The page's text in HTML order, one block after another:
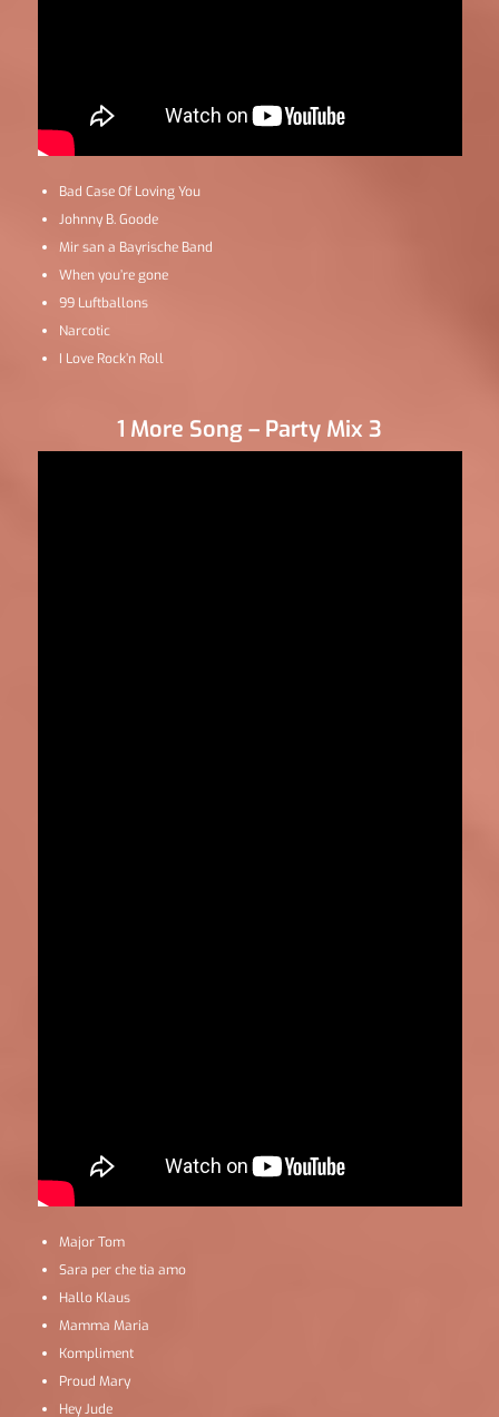
Bad Case Of Loving You
Johnny B. Goode
Mir san a Bayrische Band
When you’re gone
99 Luftballons
Narcotic
I Love Rock’n Roll
1 More Song – Party Mix 3
Major Tom
Sara per che tia amo
Hallo Klaus
Mamma Maria
Kompliment
Proud Mary
Hey Jude